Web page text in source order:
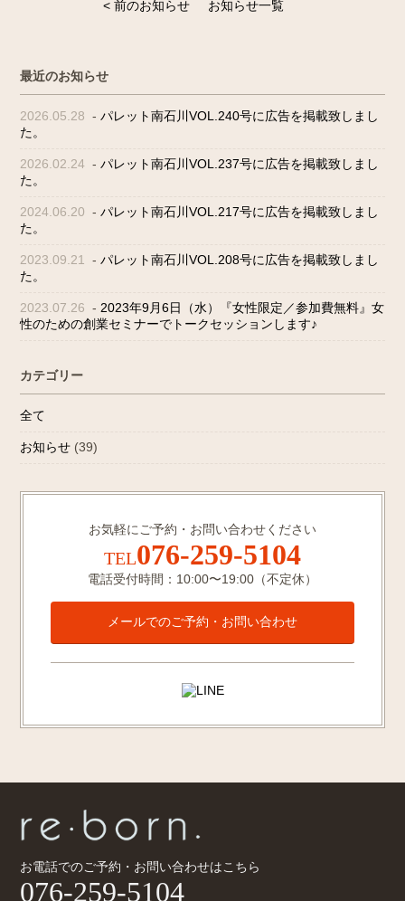
< 前のお知らせ お知らせ一覧
最近のお知らせ
2026.05.28 -パレット南石川VOL.240号に広告を掲載致しまし
た。
2026.02.24 -パレット南石川VOL.237号に広告を掲載致しまし
た。
2024.06.20 -パレット南石川VOL.217号に広告を掲載致しまし
た。
2023.09.21 -パレット南石川VOL.208号に広告を掲載致しまし
た。
2023.07.26 -2023年9月6日（水）『女性限定／参加費無料』女
性のための創業セミナーでトークセッションします♪
カテゴリー
全て
お知らせ (39)
お気軽にご予約・お問い合わせください
TEL076-259-5104
電話受付時間：10:00〜19:00（不定休）
メールでのご予約・お問い合わせ
お電話でのご予約・お問い合わせはこちら
076-259-5104